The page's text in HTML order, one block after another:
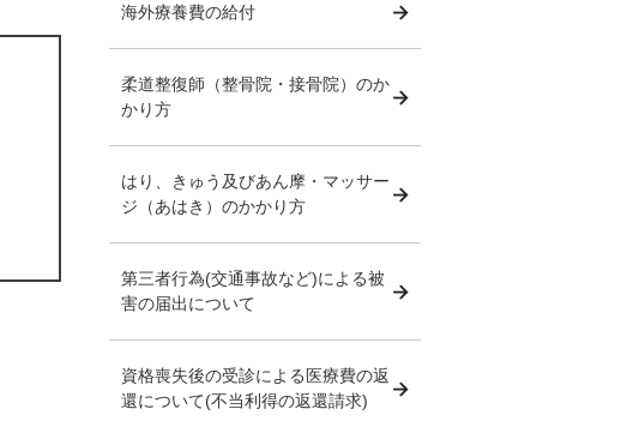
海外療養費の給付
柔道整復師（整骨院・接骨院）のか
かり方
はり、きゅう及びあん摩・マッサー
ジ（あはき）のかかり方
第三者行為(交通事故など)による被
害の届出について
資格喪失後の受診による医療費の返
還について(不当利得の返還請求)